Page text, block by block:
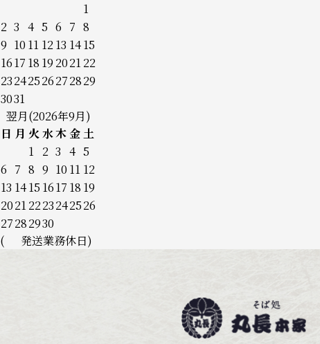
1
2 3 4 5 6 7 8
9 10 11 1213 1415
1617 18 19 2021 22
23242526272829
3031
翌月(2026年9月)
日 月 火水木金 土
1
2 3 4 5
6 7 8 9 10 11 12
13 1415 1617 18 19
2021 2223242526
27282930
(
発送業務休日)